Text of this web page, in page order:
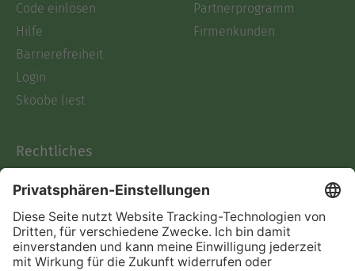
Code einlösen
Hilfe
Barrierefreiheit
Login
Skoobe liest
Partnerprogramm
Firmenkunden
Rechtliches
AGB
Informationen nach Data
Act
Verträge hier kündigen